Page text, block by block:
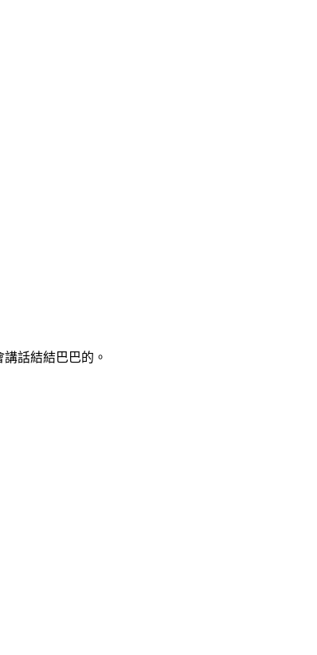
話結結巴巴的。